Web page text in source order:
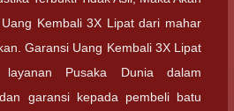
Kembali 3X Lipat dari mahar
Garansi Uang Kembali 3X Lipat
Pusaka Dunia dalam
garansi kepada pembeli batu